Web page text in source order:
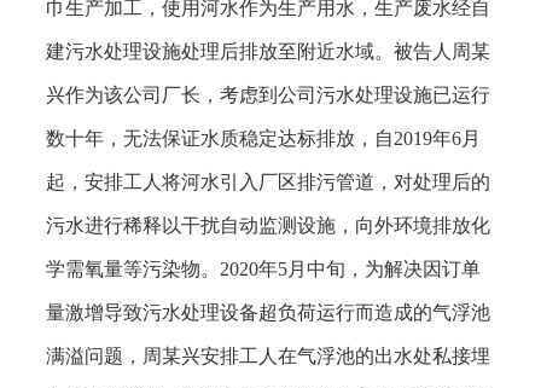
巾生产加工，使用河水作为生产用水，生产废水经自
建污水处理设施处理后排放至附近水域。被告人周某
兴作为该公司厂长，考虑到公司污水处理设施已运行
数十年，无法保证水质稳定达标排放，自2019年6月
起，安排工人将河水引入厂区排污管道，对处理后的
污水进行稀释以干扰自动监测设施，向外环境排放化
学需氧量等污染物。2020年5月中旬，为解决因订单
量激增导致污水处理设备超负荷运行而造成的气浮池
满溢问题，周某兴安排工人在气浮池的出水处私接埋